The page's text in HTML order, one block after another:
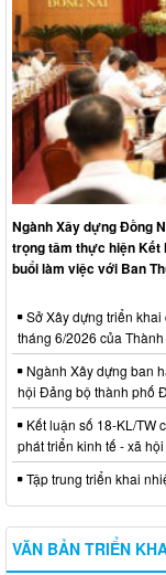
Ngành Xây dựng Đồng
trọng tâm thực hiện Kết
buổi làm việc với Ban
Sở Xây dựng triển
tháng 6/2026 của
Ngành Xây dựng ban
hội Đảng bộ thành phố
Kết luận số 18-KL/TW
phát triển kinh tế - xã
Tập trung triển khai
VĂN BẢN TRIỂN